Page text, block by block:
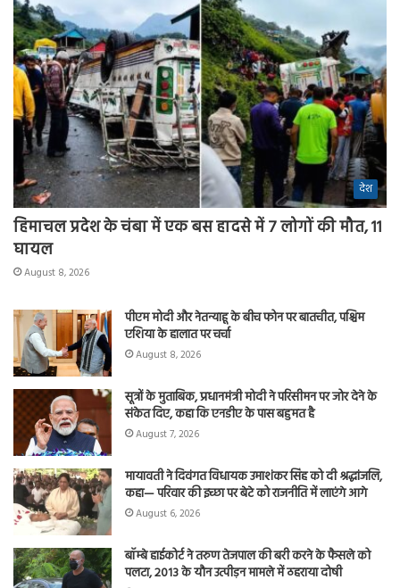
देश
हिमाचल प्रदेश के चंबा में एक बस हादसे में 7 लोगों की मौत, 11
घायल
August 8, 2026
पीएम मोदी और नेतन्याहू के बीच फोन पर बातचीत, पश्चिम
एशिया के हालात पर चर्चा
August 8, 2026
सूत्रों के मुताबिक, प्रधानमंत्री मोदी ने परिसीमन पर जोर देने के
संकेत दिए, कहा कि एनडीए के पास बहुमत है
August 7, 2026
मायावती ने दिवंगत विधायक उमाशंकर सिंह को दी श्रद्धांजलि,
कहा— परिवार की इच्छा पर बेटे को राजनीति में लाएंगे आगे
August 6, 2026
बॉम्बे हाईकोर्ट ने तरुण तेजपाल की बरी करने के फैसले को
पलटा, 2013 के यौन उत्पीड़न मामले में ठहराया दोषी